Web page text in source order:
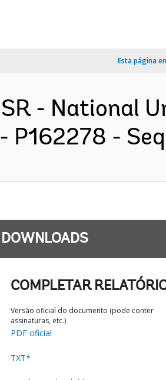
Esta página
- National
-
DOWNLOADS
COMPLETAR
Versão oficial do documento (pode conter
assinaturas, etc.)
PDF oficial
TXT*